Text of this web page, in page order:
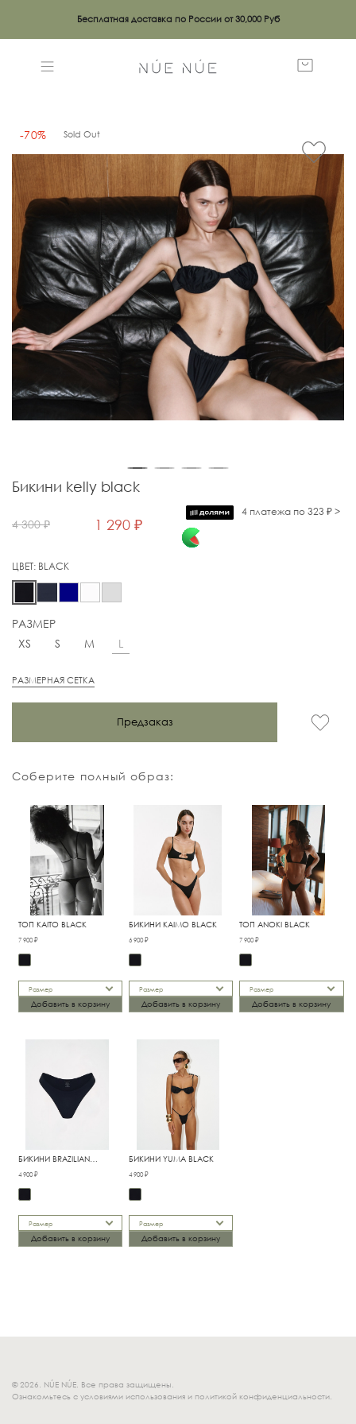
Бесплатная доставка по России от 30,000 Руб
-70% Sold Out
Бикини kelly black
4 300 ₽ 1 290 ₽
4 платежа по 323 ₽ >
ЦВЕТ: BLACK
РАЗМЕР
XS
S M L
РАЗМЕРНАЯ СЕТКА
Предзаказ
Соберите полный образ:
ТОП KAITO BLACK
7 900 ₽
Размер
Добавить в корзину
БИКИНИ KAIMO BLACK
6 900 ₽
Размер
Добавить в корзину
ТОП ANOKI BLACK
7 900 ₽
Размер
Добавить в корзину
БИКИНИ BRAZILIAN
CLASSIC BLACK
4 900 ₽
Размер
Добавить в корзину
БИКИНИ YUMA BLACK
4 900 ₽
Размер
Добавить в корзину
© 2026. NÚE NÚE. Все права защищены.
Ознакомьтесь с условиями использования и политикой конфиденциальности.